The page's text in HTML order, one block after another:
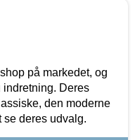
på markedet, og
indretning. Deres
den moderne
se deres udvalg.